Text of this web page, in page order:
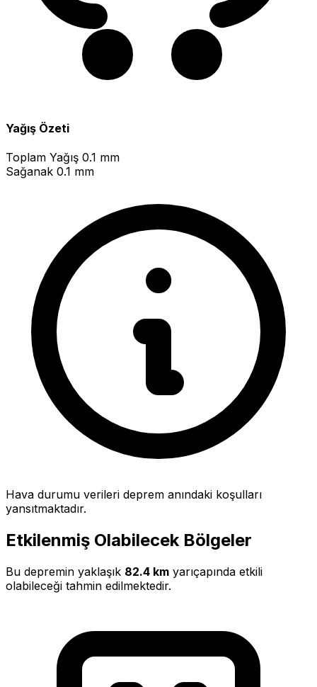
Yağış Özeti
Toplam Yağış 0.1 mm
Sağanak 0.1 mm
Hava durumu verileri deprem anındaki koşulları
yansıtmaktadır.
Etkilenmiş Olabilecek Bölgeler
Bu depremin yaklaşık 82.4 km yarıçapında etkili
olabileceği tahmin edilmektedir.